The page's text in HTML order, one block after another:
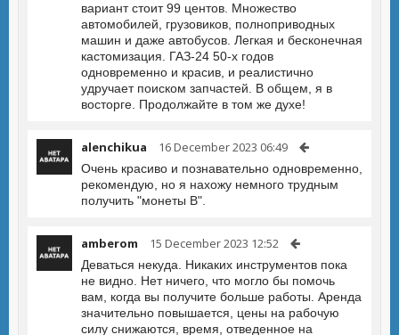
вариант стоит 99 центов. Множество
автомобилей, грузовиков, полноприводных
машин и даже автобусов. Легкая и бесконечная
кастомизация. ГАЗ-24 50-х годов
одновременно и красив, и реалистично
удручает поиском запчастей. В общем, я в
восторге. Продолжайте в том же духе!
alenchikua 16 December 2023 06:49
Очень красиво и познавательно одновременно,
рекомендую, но я нахожу немного трудным
получить "монеты B".
amberom 15 December 2023 12:52
Деваться некуда. Никаких инструментов пока
не видно. Нет ничего, что могло бы помочь
вам, когда вы получите больше работы. Аренда
значительно повышается, цены на рабочую
силу снижаются, время, отведенное на